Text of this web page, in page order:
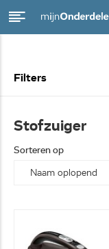
Filters
Stofzuiger
Sorteren op